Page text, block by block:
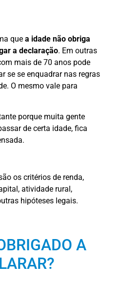
que a idade não obriga
a declaração. Em outras
mais de 70 anos pode
se se enquadrar nas regras
O mesmo vale para
porque muita gente
de certa idade, fica
os critérios de renda,
atividade rural,
hipóteses legais.
A